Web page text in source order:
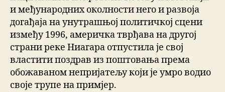
и међународних околности него и развоја
догађаја на унутрашњој политичкој сцени
између 1996, америчка тврђава на другој
страни реке Ниагара отпустила је свој
властити поздрав из поштовања према
обожаваном непријатељу који је умро водио
своје трупе на примјер.